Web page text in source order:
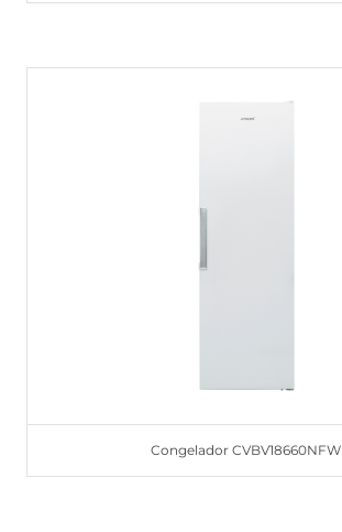
Congelador CVBV18660NFW